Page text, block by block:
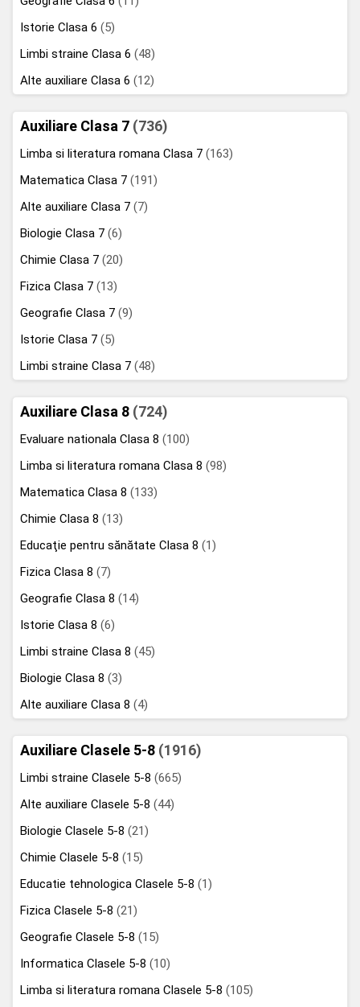
Istorie Clasa 6 (5)
Limbi straine Clasa 6 (48)
Alte auxiliare Clasa 6 (12)
Auxiliare Clasa 7 (736)
Limba si literatura romana Clasa 7 (163)
Matematica Clasa 7 (191)
Alte auxiliare Clasa 7 (7)
Biologie Clasa 7 (6)
Chimie Clasa 7 (20)
Fizica Clasa 7 (13)
Geografie Clasa 7 (9)
Istorie Clasa 7 (5)
Limbi straine Clasa 7 (48)
Auxiliare Clasa 8 (724)
Evaluare nationala Clasa 8 (100)
Limba si literatura romana Clasa 8 (98)
Matematica Clasa 8 (133)
Chimie Clasa 8 (13)
Educaţie pentru sănătate Clasa 8 (1)
Fizica Clasa 8 (7)
Geografie Clasa 8 (14)
Istorie Clasa 8 (6)
Limbi straine Clasa 8 (45)
Biologie Clasa 8 (3)
Alte auxiliare Clasa 8 (4)
Auxiliare Clasele 5-8 (1916)
Limbi straine Clasele 5-8 (665)
Alte auxiliare Clasele 5-8 (44)
Biologie Clasele 5-8 (21)
Chimie Clasele 5-8 (15)
Educatie tehnologica Clasele 5-8 (1)
Fizica Clasele 5-8 (21)
Geografie Clasele 5-8 (15)
Informatica Clasele 5-8 (10)
Limba si literatura romana Clasele 5-8 (105)